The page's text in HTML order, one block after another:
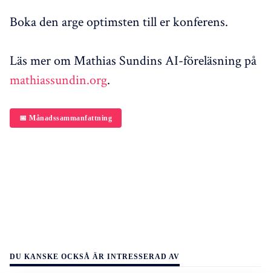
Boka den arge optimsten till er konferens.
Läs mer om Mathias Sundins AI-föreläsning på
mathiassundin.org.
📅 Månadssammanfattning
DU KANSKE OCKSÅ ÄR INTRESSERAD AV